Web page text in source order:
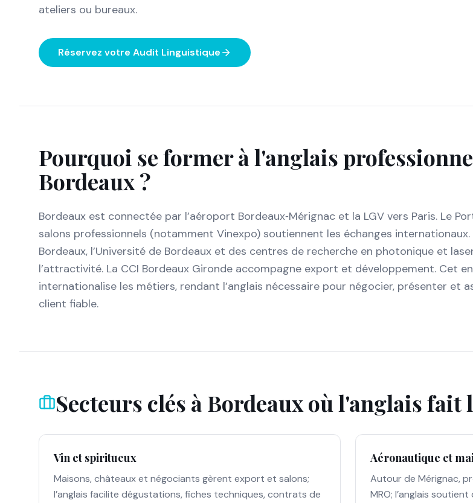
ateliers ou bureaux.
Réservez votre Audit Linguistique
Pourquoi se former à l'anglais
Bordeaux?
Bordeaux est connectée par l’aéroport Bordeaux‑Mérignac et la LGV vers Paris. Le
salons professionnels (notamment Vinexpo) soutiennent les échanges internationaux.
Bordeaux, l’Université de Bordeaux et des centres de recherche en photonique et
l’attractivité. La CCI Bordeaux Gironde accompagne export et développement. Cet
internationalise les métiers, rendant l’anglais nécessaire pour négocier, présenter et
client fiable.
Secteurs clés àBordeauxoù l'anglais fait
Vin et spiritueux
Maisons, châteaux et négociants gèrent export et salons;
l’anglais facilite dégustations, fiches techniques, contrats de
Aéronautique et
Autour de Mérignac,
MRO; l’anglais